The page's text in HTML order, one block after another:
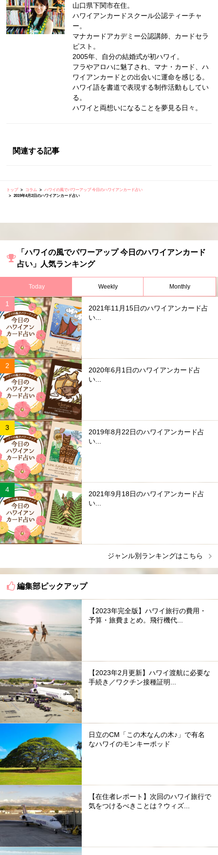
山口県下関市在住。
ハワイアンカードスクール公認ティーチャ
ー。
マナカードアカデミー公認講師、カードセラ
ピスト。
2005年、自分の結婚式が初ハワイ。
フラやアロハに魅了され、マナ・カード、ハ
ワイアンカードとの出会いに運命を感じる。
ハワイ語を書道で表現する制作活動もしてい
る。
ハワイと両想いになることを夢見る日々。
関連する記事
トップ コラム
ハワイの風でパワーアップ 今日のハワイアンカード占い
2019年4月2日のハワイアンカード占い
「ハワイの風でパワーアップ 今日のハワイアンカード
占い」人気ランキング
Today Weekly Monthly
2021年11月15日のハワイアンカード占
い...
2020年6月1日のハワイアンカード占
い...
2019年8月22日のハワイアンカード占
い...
2021年9月18日のハワイアンカード占
い...
ジャンル別ランキングはこちら
編集部ピックアップ
【2023年完全版】ハワイ旅行の費用・
予算・旅費まとめ。飛行機代...
【2023年2月更新】ハワイ渡航に必要な
手続き／ワクチン接種証明...
日立のCM「この木なんの木♪」で有名
なハワイのモンキーポッド
【在住者レポート】次回のハワイ旅行で
気をつけるべきことは？ウィズ...